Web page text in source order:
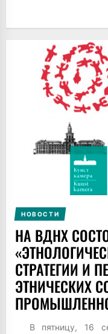
НОВОСТИ
НА ВДНХ
СТРАТЕГИИ И
ЭТНИЧЕСКИХ
В пятницу, 16